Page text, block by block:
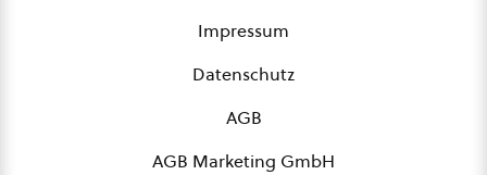
Impressum
Datenschutz
AGB
AGB Marketing GmbH